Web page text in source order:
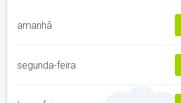
amanhã
segunda-feira